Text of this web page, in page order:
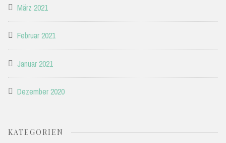
März 2021
Februar 2021
Januar 2021
Dezember 2020
KATEGORIEN